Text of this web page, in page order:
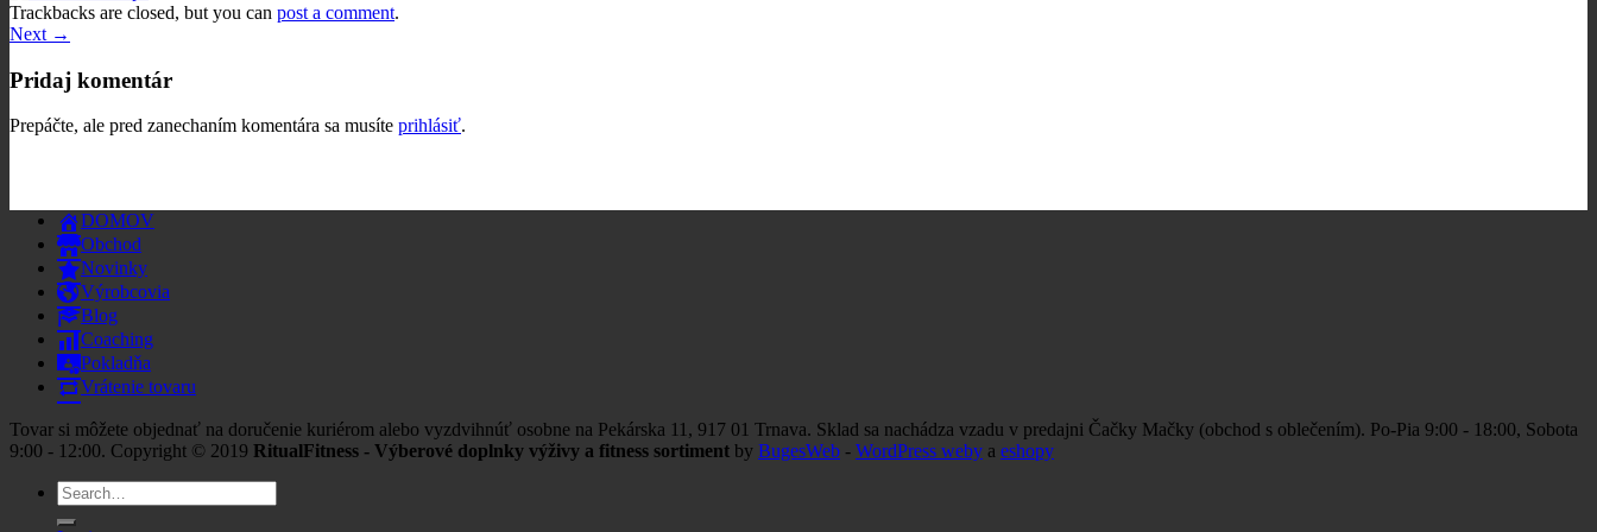
Trackbacks are closed, but you can post a comment.
Next →
Pridaj komentár
Prepáčte, ale pred zanechaním komentára sa musíte prihlásiť.
DOMOV
Obchod
Novinky
Výrobcovia
Blog
Coaching
Pokladňa
Vrátenie tovaru
Tovar si môžete objednať na doručenie kuriérom alebo vyzdvihnúť osobne na Pekárska 11, 917 01 Trnava. Sklad sa nachádza vzadu v predajni Čačky Mačky (obchod s oblečením). Po-Pia 9:00 - 18:00, Sobota
9:00 - 12:00. Copyright © 2019 RitualFitness - Výberové doplnky výživy a fitness sortiment by BugesWeb - WordPress weby a eshopy
Search
for: